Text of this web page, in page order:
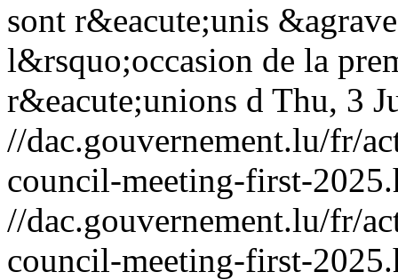
sont r&eacute;unis
l&rsquo;occasion de la
r&eacute;unions d Thu, 3
//dac.gouvernement.lu/fr/
council-meeting-first-
//dac.gouvernement.lu/fr/
council-meeting-first-